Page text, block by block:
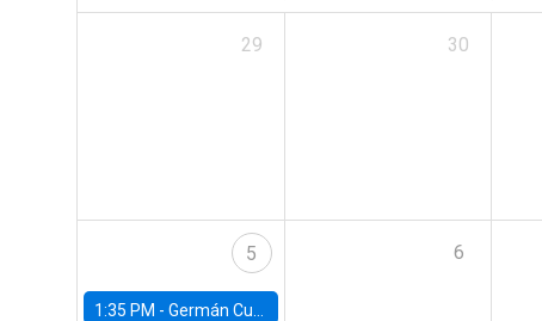
29 30
5
1:35 PM - Germán Cubas, University of Houston
6